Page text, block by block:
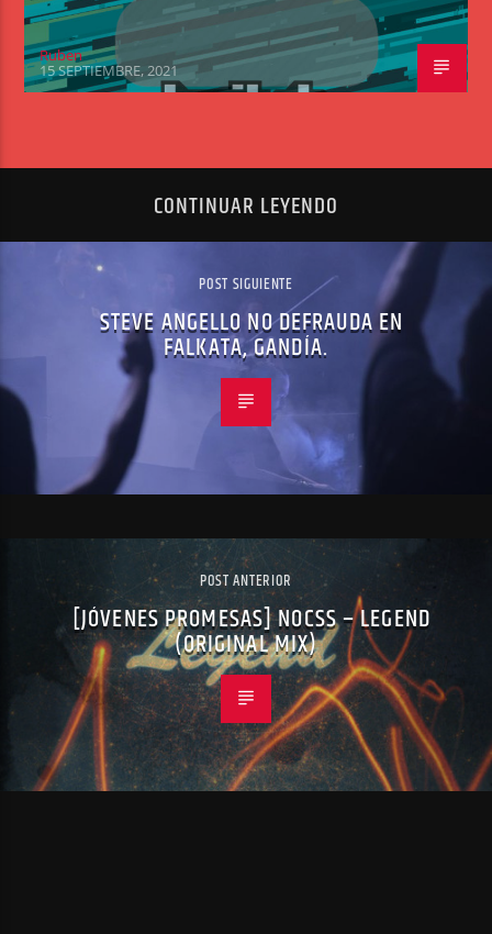
Ruben
15 SEPTIEMBRE, 2021
CONTINUAR LEYENDO
POST SIGUIENTE
STEVE ANGELLO NO DEFRAUDA EN
FALKATA, GANDÍA.
POST ANTERIOR
[JÓVENES PROMESAS] NOCSS – LEGEND
(ORIGINAL MIX)